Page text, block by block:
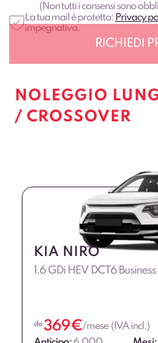
(Non tutti i consensi sono
La tua mail è protetta: Privacy
impegnativa.
NOLEGGIO
/ CROSSOVER
KIA NIRO
1.6 GDi HEV DCT6 Business
da 369€/mese (IVA incl.)